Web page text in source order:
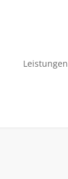
Leistungen